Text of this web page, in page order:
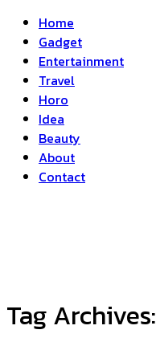
Home
Gadget
Entertainment
Travel
Horo
Idea
Beauty
About
Contact
Tag Archives: